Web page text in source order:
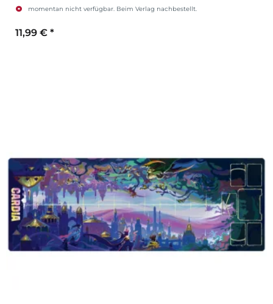
momentan nicht verfügbar. Beim Verlag nachbestellt.
11,99 € *